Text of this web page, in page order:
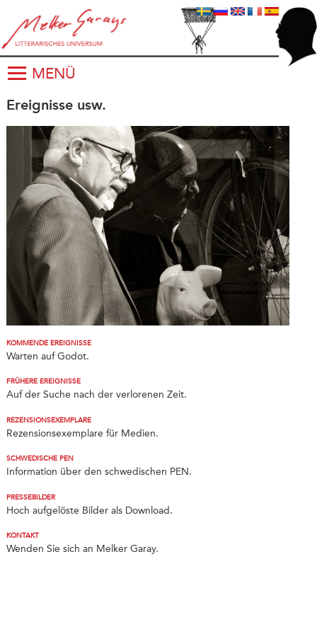
MENÜ
Ereignisse usw.
KOMMENDE EREIGNISSE
Warten auf Godot.
FRÜHERE EREIGNISSE
Auf der Suche nach der verlorenen Zeit.
REZENSIONSEXEMPLARE
Rezensionsexemplare für Medien.
SCHWEDISCHE PEN
Information über den schwedischen PEN.
PRESSEBILDER
Hoch aufgelöste Bilder als Download.
KONTAKT
Wenden Sie sich an Melker Garay.